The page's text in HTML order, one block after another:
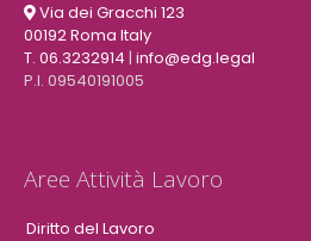
Via dei Gracchi 123
00192 Roma Italy
T. 06.3232914 | info@edg.legal
P.I. 09540191005
Aree Attività Lavoro
Diritto del Lavoro